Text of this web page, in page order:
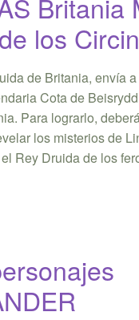
Britania
los
de Britania, envía
Cota de
Para lograrlo,
los misterios de
Rey Druida de los